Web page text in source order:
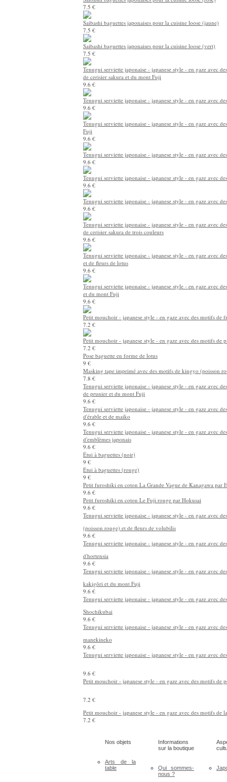
7.5 €
Saibashi baguettes japonaises pour la cuisine loose (jaune)
7.5 €
Saibashi baguettes japonaises pour la cuisine loose (vert)
7.5 €
Tenugui serviette japonaise - japanese style - en gaze avec
de cerisier sakura et du mont Fuji
9.6 €
Tenugui serviette japonaise - japanese style - en gaze avec
9.6 €
Tenugui serviette japonaise - japanese style - en gaze avec
Fuji
9.6 €
Tenugui serviette japonaise - japanese style - en gaze avec
9.6 €
Tenugui serviette japonaise - japanese style - en gaze avec
9.6 €
Tenugui serviette japonaise - japanese style - en gaze avec
9.6 €
Tenugui serviette japonaise - japanese style - en gaze avec
de cerisier sakura de trois couleurs
9.6 €
Tenugui serviette japonaise - japanese style - en gaze avec
et de fleurs de lotus
9.6 €
Tenugui serviette japonaise - japanese style - en gaze avec
et du mont Fuji
9.6 €
Petit mouchoir - japanese style - en gaze avec des motifs de
7.2 €
Petit mouchoir - japanese style - en gaze avec des motifs de
7.2 €
Pose baguette en forme de lotus
9 €
Masking tape imprimé avec des motifs de kingyo (poisson
7.8 €
Tenugui serviette japonaise - japanese style - en gaze avec
de prunier et du mont Fuji
9.6 €
Tenugui serviette japonaise - japanese style - en gaze avec
d'érable et de maiko
9.6 €
Tenugui serviette japonaise - japanese style - en gaze avec
d'emblèmes japonais
9.6 €
Étui à baguettes (noir)
9 €
Étui à baguettes (rouge)
9 €
Petit furoshiki en coton La Grande Vague de Kanagawa par
9.6 €
Petit furoshiki en coton Le Fuji rouge par Hokusai
9.6 €
Tenugui serviette japonaise - japanese style - en gaze avec
(poisson rouge) et de fleurs de volubilis
9.6 €
Tenugui serviette japonaise - japanese style - en gaze avec
d'hortensia
9.6 €
Tenugui serviette japonaise - japanese style - en gaze avec
kakigōri et du mont Fuji
9.6 €
Tenugui serviette japonaise - japanese style - en gaze avec
Shochikubai
9.6 €
Tenugui serviette japonaise - japanese style - en gaze avec
manekineko
9.6 €
Tenugui serviette japonaise - japanese style - en gaze avec
9.6 €
Petit mouchoir - japanese style - en gaze avec des motifs de
7.2 €
Petit mouchoir - japanese style - en gaze avec des motifs de
7.2 €
Nos objets
Arts de la
table
Informations
sur la boutique
Qui sommes-
nous ?